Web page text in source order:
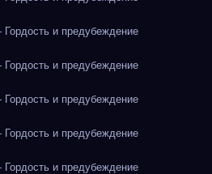
и предубеждение
и предубеждение
и предубеждение
и предубеждение
и предубеждение